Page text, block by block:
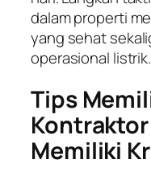
dalam properti
yang sehat
operasional listrik.
Tips
Memiliki